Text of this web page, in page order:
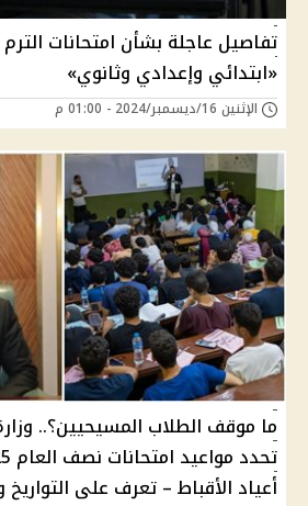
«ابتدائي وإعدادي وثانوي»
الإثنين 16/ديسمبر/2024 - 01:00 م
ما موقف الطلاب المسيحيين؟.. وزارة
أعياد الأقباط – تعرف على التواريخ